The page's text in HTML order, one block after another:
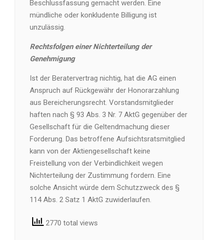
Beschlussfassung gemacht werden. Eine
mündliche oder konkludente Billigung ist
unzulässig.
Rechtsfolgen einer Nichterteilung der
Genehmigung
Ist der Beratervertrag nichtig, hat die AG einen
Anspruch auf Rückgewähr der Honorarzahlung
aus Bereicherungsrecht. Vorstandsmitglieder
haften nach § 93 Abs. 3 Nr. 7 AktG gegenüber der
Gesellschaft für die Geltendmachung dieser
Forderung. Das betroffene Aufsichtsratsmitglied
kann von der Aktiengesellschaft keine
Freistellung von der Verbindlichkeit wegen
Nichterteilung der Zustimmung fordern. Eine
solche Ansicht würde dem Schutzzweck des §
114 Abs. 2 Satz 1 AktG zuwiderlaufen.
2770 total views